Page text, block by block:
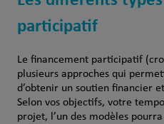
participatif
Le financement participatif
plusieurs approches qui
d’obtenir un soutien financier
Selon vos objectifs, votre
projet, l’un des modèles